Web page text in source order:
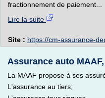
fractionnement de paiement...
Lire la suite
Site : https://cm-assurance-
Assurance auto
La MAAF propose à ses
L'assurance au tiers;